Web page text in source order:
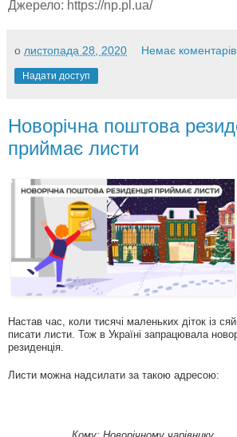
Джерело: https://np.pl.ua/
о листопада 28, 2020 Немає
Надати доступ
Новорічна поштова
приймає листи
Настав час, коли тисячі маленьких діток із
писати листи. Тож в Україні запрацювала
резиденція.
Листи можна надсилати за такою адресою: